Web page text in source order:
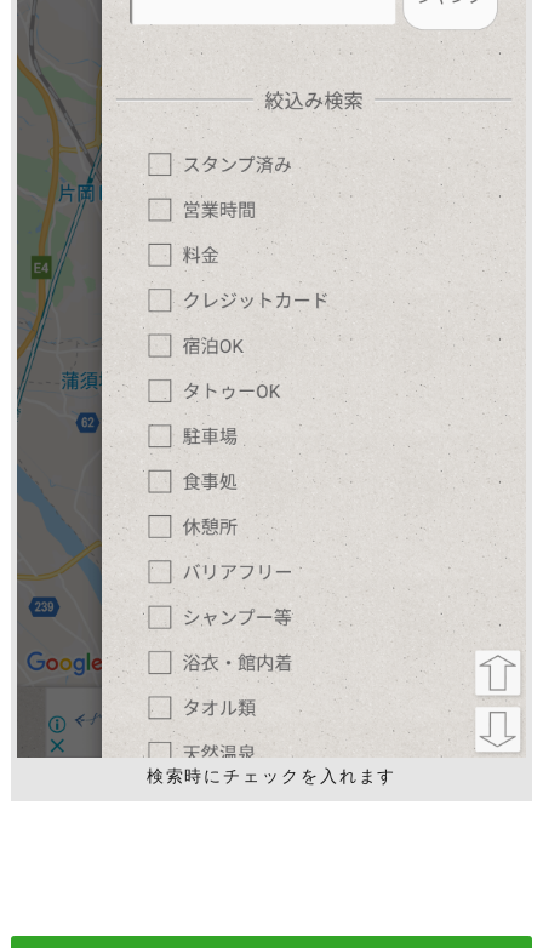
検索時にチェックを入れます